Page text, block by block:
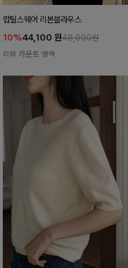
럽틸스퀘어 리본블라우스
10%44,100 원48,900원
리뷰 카운트 영역